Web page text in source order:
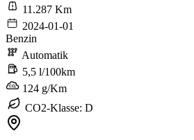
11.287 Km
2024-01-01
Benzin
Automatik
5,5 l/100km
124 g/Km
CO2-Klasse: D